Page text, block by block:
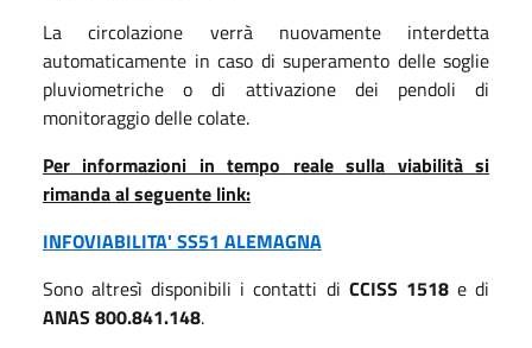
La circolazione verrà nuovamente interdetta
automaticamente in caso di superamento delle soglie
pluviometriche o di attivazione dei pendoli di
monitoraggio delle colate.
Per informazioni in tempo reale sulla viabilità si
rimanda al seguente link:
INFOVIABILITA' SS51 ALEMAGNA
Sono altresì disponibili i contatti di CCISS 1518 e di
ANAS 800.841.148.